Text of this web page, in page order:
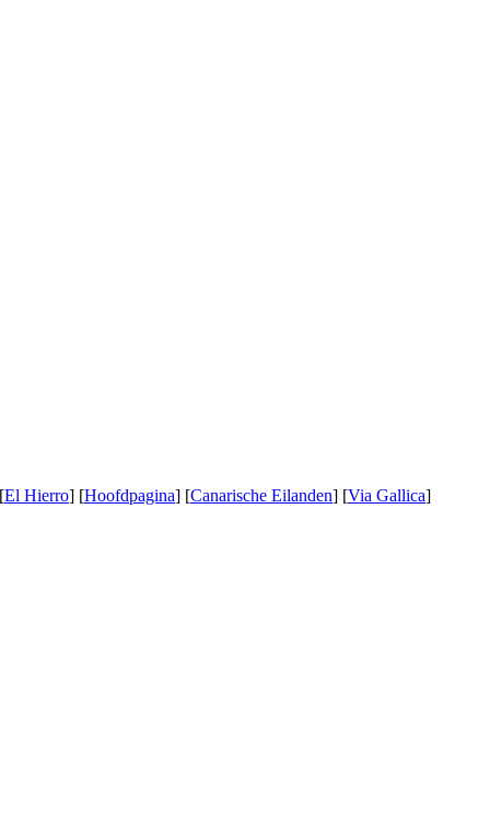
El Hierro] [Hoofdpagina] [Canarische Eilanden] [Via Gallica]